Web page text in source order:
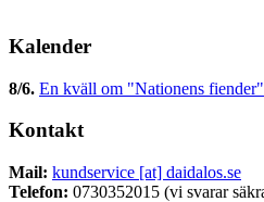
Kalender
8/6. En kväll om "Nationens fiender"
Kontakt
Mail: kundservice [at] daidalos.se
Telefon: 0730352015 (vi svarar